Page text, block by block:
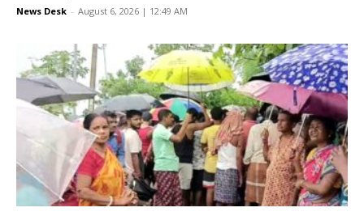
News Desk - August 6, 2026 | 12:49 AM